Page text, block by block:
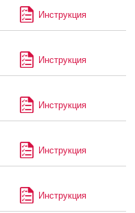
Инструкция
Инструкция
Инструкция
Инструкция
Инструкция